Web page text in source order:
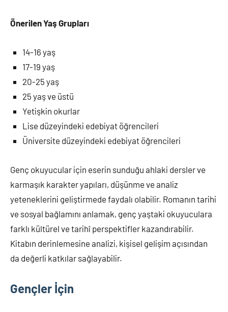
Önerilen Yaş Grupları
14-16 yaş
17-19 yaş
20-25 yaş
25 yaş ve üstü
Yetişkin okurlar
Lise düzeyindeki edebiyat öğrencileri
Üniversite düzeyindeki edebiyat öğrencileri
Genç okuyucular için eserin sunduğu ahlaki dersler ve
karmaşık karakter yapıları, düşünme ve analiz
yeteneklerini geliştirmede faydalı olabilir. Romanın tarihi
ve sosyal bağlamını anlamak, genç yaştaki okuyuculara
farklı kültürel ve tarihî perspektifler kazandırabilir.
Kitabın derinlemesine analizi, kişisel gelişim açısından
da değerli katkılar sağlayabilir.
Gençler İçin